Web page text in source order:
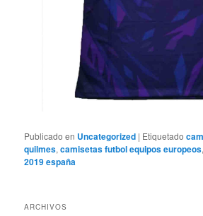
Publicado en Uncategorized | Etiquetado
quilmes,camisetas futbol equipos europeos
2019 españa
ARCHIVOS